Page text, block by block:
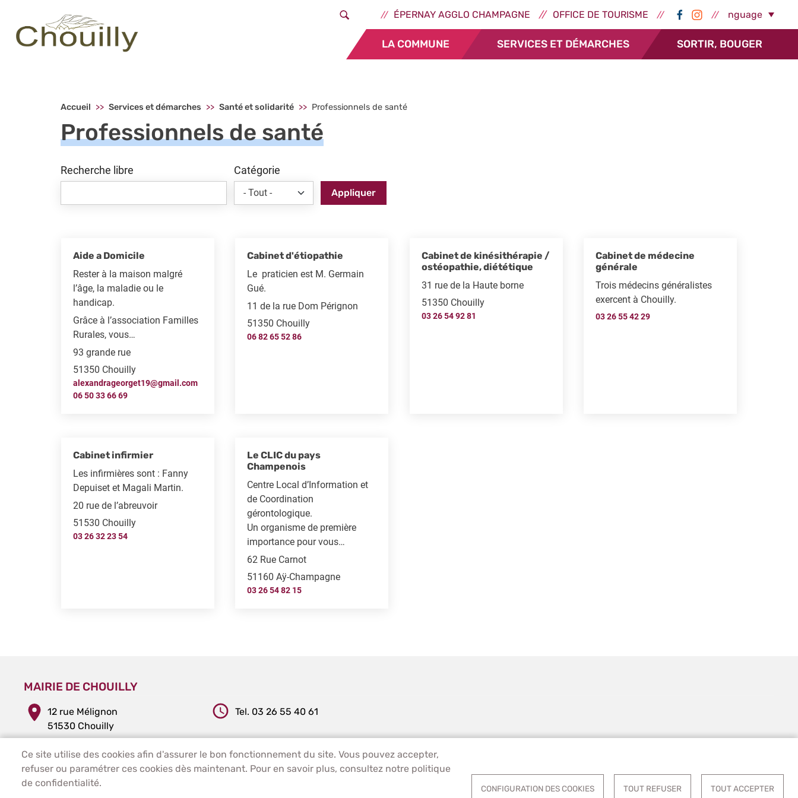
Header - Liens externes - Épernay
ÉPERNAY AGGLO CHAMPAGNE OFFICE DE TOURISME RéseauxSelect Language
Menu principal - Chouilly LA COMMUNE SERVICES ET DÉMARCHES SORTIR, BOUGER
Accueil Services et démarches Santé et solidarité Professionnels de santé
Professionnels de santé
Recherche libre Catégorie
Appliquer
Aide a Domicile
Rester à la maison malgré
l’âge, la maladie ou le
handicap.
Grâce à l’association Familles
Rurales, vous…
93 grande rue
51350 Chouilly
alexandrageorget19@gmail.com
06 50 33 66 69
Cabinet d'étiopathie
Le praticien est M. Germain
Gué.
11 de la rue Dom Pérignon
51350 Chouilly
06 82 65 52 86
Cabinet de kinésithérapie /
ostéopathie, diététique
31 rue de la Haute borne
51350 Chouilly
03 26 54 92 81
Cabinet de médecine
générale
Trois médecins généralistes
exercent à Chouilly.
03 26 55 42 29
Cabinet infirmier
Les infirmières sont : Fanny
Depuiset et Magali Martin.
20 rue de l’abreuvoir
51530 Chouilly
03 26 32 23 54
Le CLIC du pays
Champenois
Centre Local d’Information et
de Coordination
gérontologique.
Un organisme de première
importance pour vous…
62 Rue Carnot
51160 Aÿ-Champagne
03 26 54 82 15
MAIRIE DE CHOUILLY
12 rue Mélignon
51530 Chouilly
Tel. 03 26 55 40 61
Ce site utilise des cookies afin d'assurer le bon fonctionnement du site. Vous pouvez accepter,
refuser ou paramétrer ces cookies dès maintenant. Pour en savoir plus, consultez notre politique
de confidentialité.
CONFIGURATION DES COOKIES TOUT REFUSER TOUT ACCEPTER
PIED DE PAGE - CHOUILLY
ACCUEIL PLAN DU SITE CONTACT MENTIONS LÉGALES DONNÉES PERSONNELLES